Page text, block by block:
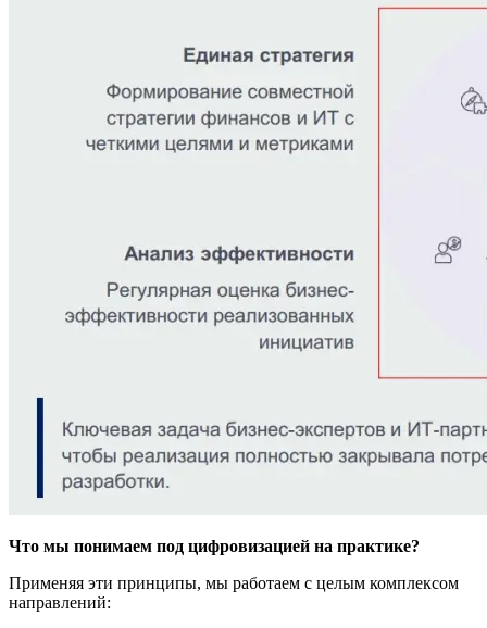
Что мы понимаем под цифровизацией на практике?
Применяя эти принципы, мы работаем с целым комплексом
направлений: